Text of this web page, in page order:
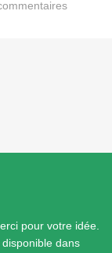
pour votre idée.
dans